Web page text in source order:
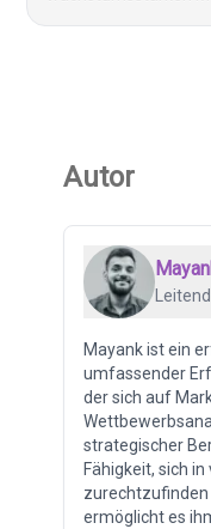
Autor
Mayank ist ein
umfassender
der sich auf
strategischer
Fähigkeit, sich
zurechtzufinden
ermöglicht es